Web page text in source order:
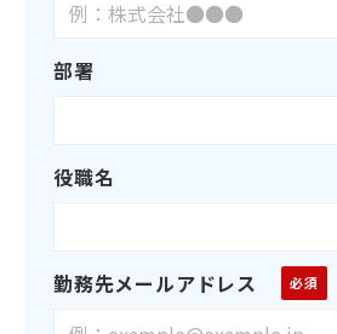
部署
役職名
勤務先メールアドレス